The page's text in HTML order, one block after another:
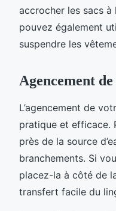
accrocher les sacs à
pouvez également
suspendre les
Agencement
L’agencement de
pratique et efficace.
près de la source
branchements. Si
placez-la à côté de
transfert facile du